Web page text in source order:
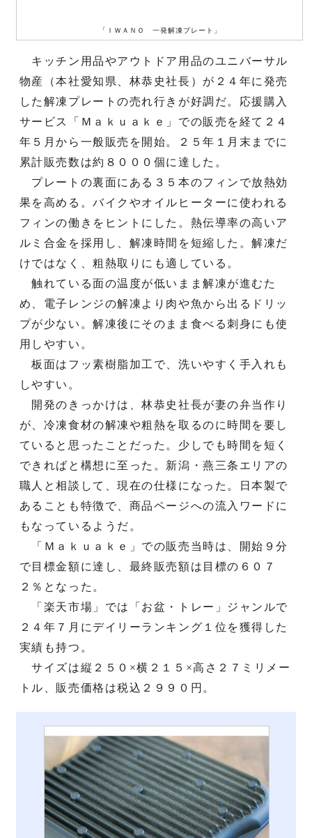
「ＩＷＡＮＯ 一発解凍プレート」
キッチン用品やアウトドア用品のユニバーサル
物産（本社愛知県、林恭史社長）が２４年に発売
した解凍プレートの売れ行きが好調だ。応援購入
サービス「Ｍａｋｕａｋｅ」での販売を経て２４
年５月から一般販売を開始。２５年１月末までに
累計販売数は約８０００個に達した。
プレートの裏面にある３５本のフィンで放熱効
果を高める。バイクやオイルヒーターに使われる
フィンの働きをヒントにした。熱伝導率の高いア
ルミ合金を採用し、解凍時間を短縮した。解凍だ
けではなく、粗熱取りにも適している。
触れている面の温度が低いまま解凍が進むた
め、電子レンジの解凍より肉や魚から出るドリッ
プが少ない。解凍後にそのまま食べる刺身にも使
用しやすい。
板面はフッ素樹脂加工で、洗いやすく手入れも
しやすい。
開発のきっかけは、林恭史社長が妻の弁当作り
が、冷凍食材の解凍や粗熱を取るのに時間を要し
ていると思ったことだった。少しでも時間を短く
できればと構想に至った。新潟・燕三条エリアの
職人と相談して、現在の仕様になった。日本製で
あることも特徴で、商品ページへの流入ワードに
もなっているようだ。
「Ｍａｋｕａｋｅ」での販売当時は、開始９分
で目標金額に達し、最終販売額は目標の６０７
２％となった。
「楽天市場」では「お盆・トレー」ジャンルで
２４年７月にデイリーランキング１位を獲得した
実績も持つ。
サイズは縦２５０×横２１５×高さ２７ミリメー
トル、販売価格は税込２９９０円。